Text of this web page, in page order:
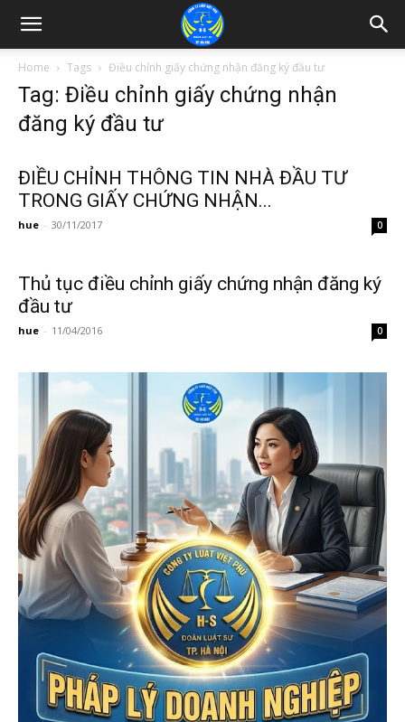
Home Tags Điều chỉnh giấy chứng nhận đăng ký đầu tư
Tag: Điều chỉnh giấy chứng nhận
đăng ký đầu tư
ĐIỀU CHỈNH THÔNG TIN NHÀ ĐẦU TƯ
TRONG GIẤY CHỨNG NHẬN...
hue - 30/11/2017 0
Thủ tục điều chỉnh giấy chứng nhận đăng ký
đầu tư
hue - 11/04/2016 0